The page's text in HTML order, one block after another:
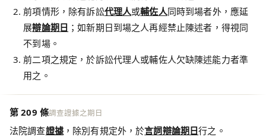
前項情形，除有訴訟代理人或輔佐人同時到場者外，應延
展辯論期日 ；如新期日到場之人再經禁止陳述者，得視同
不到場。
前二項之規定，於訴訟代理人或輔佐人欠缺陳述能力者準
用之。
第 209 條調查證據之期日
法院調查證據，除別有規定外，於言詞辯論期日行之。